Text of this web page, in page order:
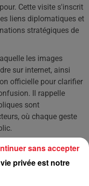
Cette visite s'inscrit
liens diplomatiques et
stratégiques de
les images
sur internet, ainsi
officielle pour clarifier
Il rappelle
sont
où chaque geste
exprimé. Si vous
votre accord
privée est notre
sans accepter